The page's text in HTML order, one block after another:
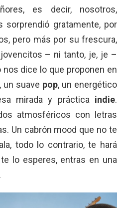
es decir, nosotros,
sorprendió gratamente, por
pero más por su frescura,
– ni tanto, je, je –
dice lo que proponen en
un suave pop, un energético
mirada y práctica indie.
atmosféricos con letras
Un cabrón mood que no te
todo lo contrario, te hará
lo esperes, entras en una